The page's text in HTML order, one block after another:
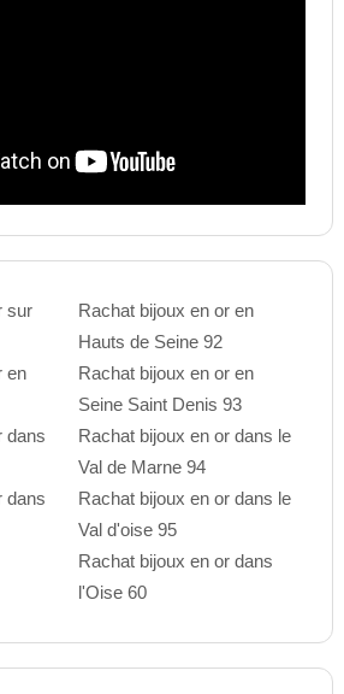
sur
en
dans
dans
Rachat bijoux en or en
Hauts de Seine 92
Rachat bijoux en or en
Seine Saint Denis 93
Rachat bijoux en or dans le
Val de Marne 94
Rachat bijoux en or dans le
Val d'oise 95
Rachat bijoux en or dans
l'Oise 60